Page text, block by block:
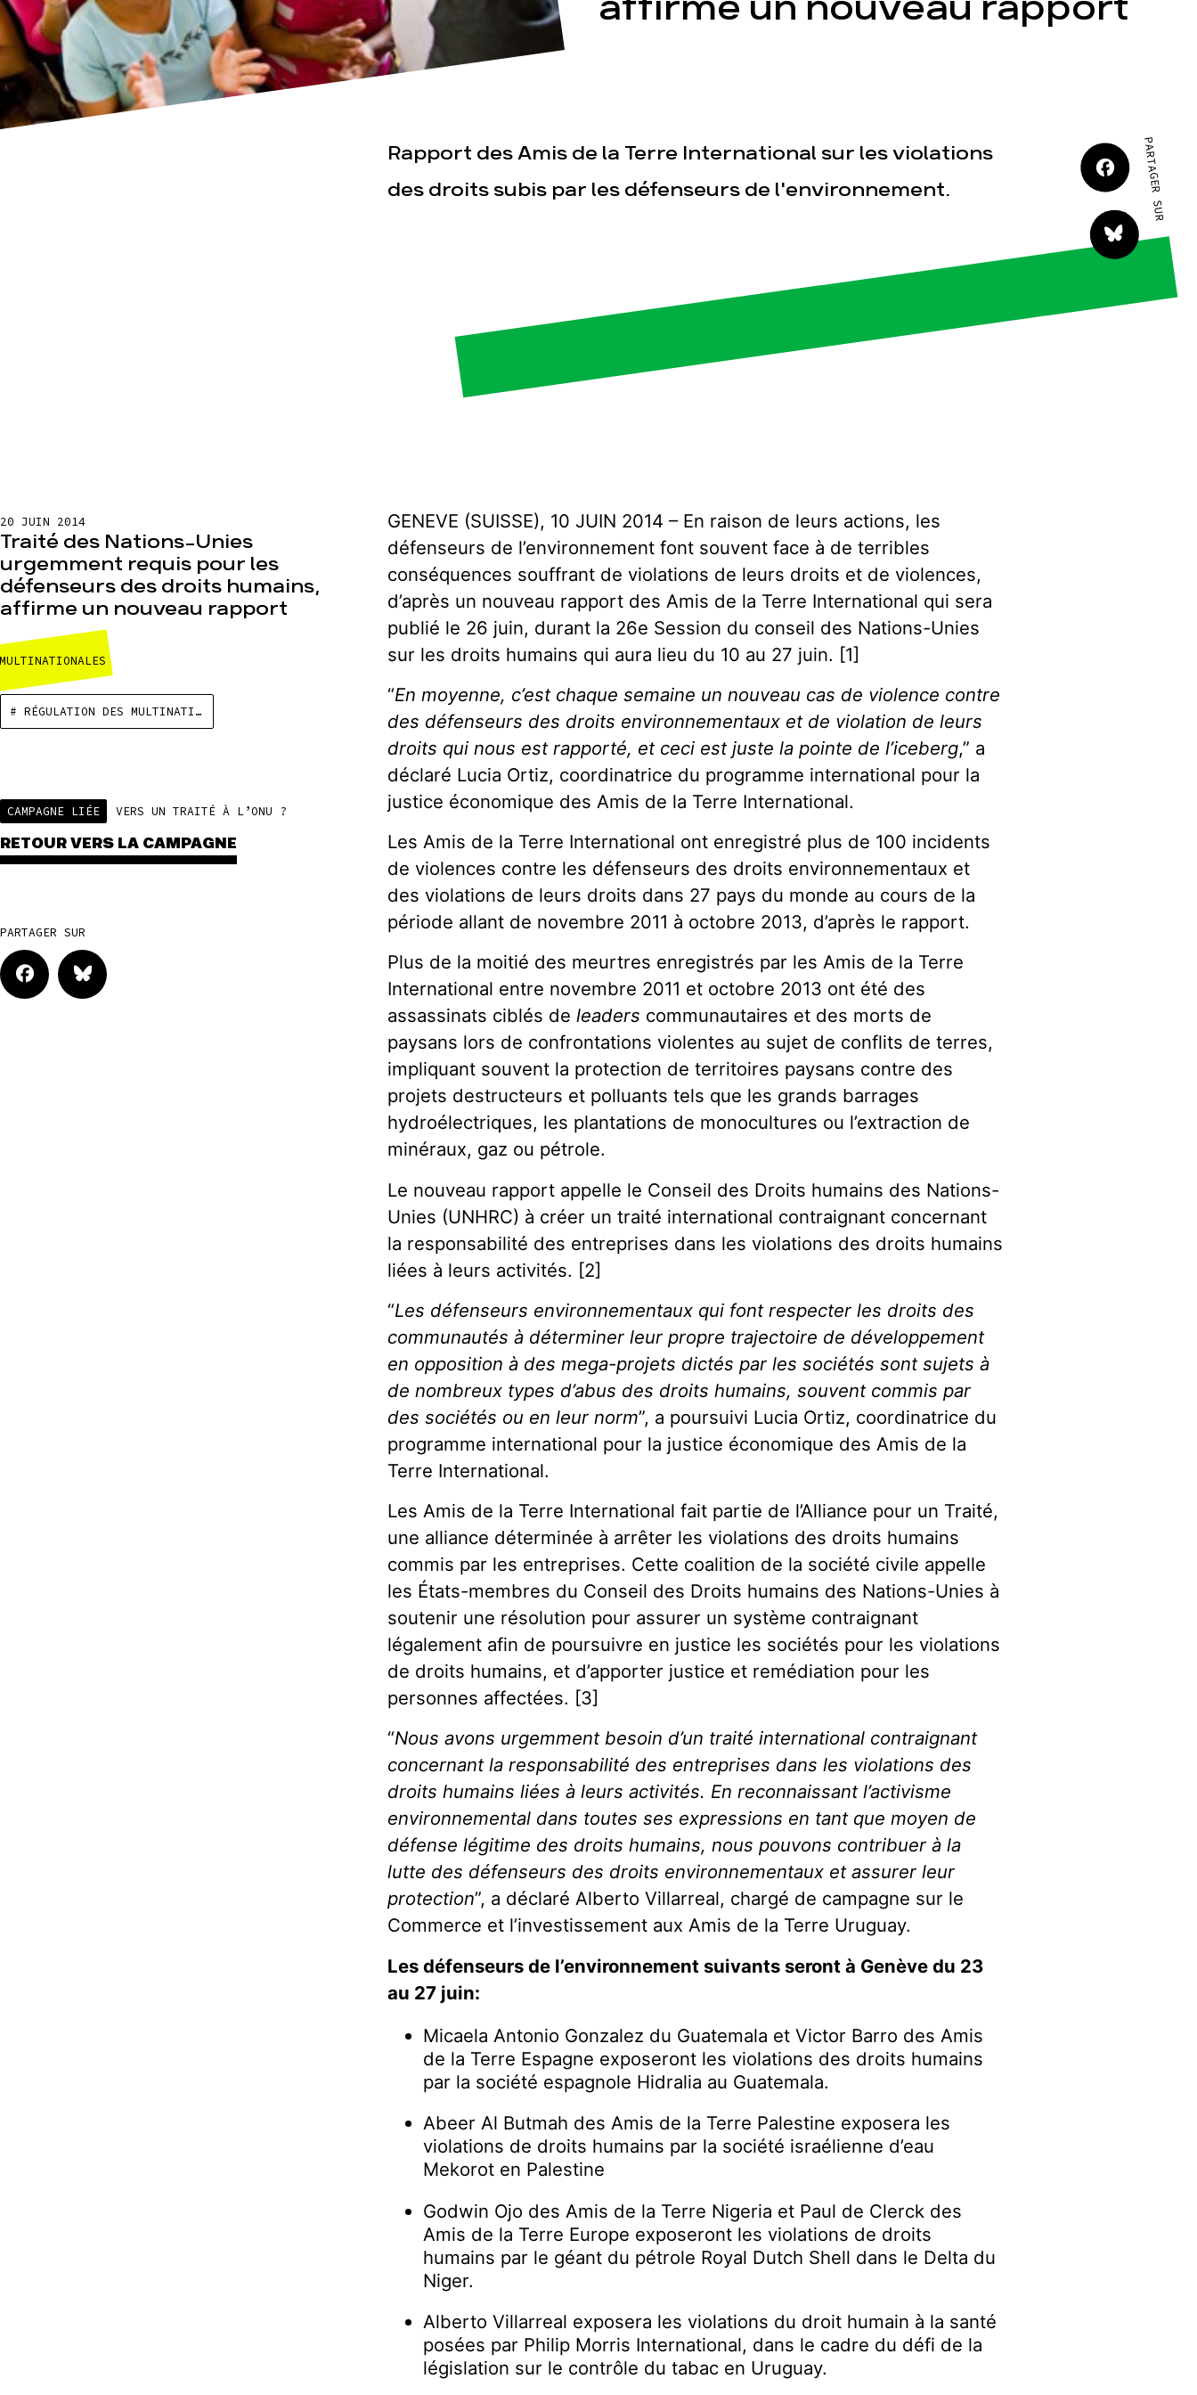
JE M'IMPLIQUE
Espace presse Publications Contact
affirme un nouveau rapport
Rapport des Amis de la Terre International sur les violations
des droits subis par les défenseurs de l'environnement.
PARTAGER SUR
20 JUIN 2014
Traité des Nations-Unies
urgemment requis pour les
défenseurs des droits humains,
affirme un nouveau rapport
# RÉGULATION DES MULTINATIONALES
CAMPAGNE LIÉE VERS UN TRAITÉ À L’ONU ?
RETOUR VERS LA CAMPAGNE
PARTAGER SUR
GENEVE (SUISSE), 10 JUIN 2014 – En raison de leurs actions, les
défenseurs de l’environnement font souvent face à de terribles
conséquences souffrant de violations de leurs droits et de violences,
d’après un nouveau rapport des Amis de la Terre International qui sera
publié le 26 juin, durant la 26e Session du conseil des Nations-Unies
sur les droits humains qui aura lieu du 10 au 27 juin. [1]
“En moyenne, c’est chaque semaine un nouveau cas de violence contre
des défenseurs des droits environnementaux et de violation de leurs
droits qui nous est rapporté, et ceci est juste la pointe de l’iceberg,” a
déclaré Lucia Ortiz, coordinatrice du programme international pour la
justice économique des Amis de la Terre International.
Les Amis de la Terre International ont enregistré plus de 100 incidents
de violences contre les défenseurs des droits environnementaux et
des violations de leurs droits dans 27 pays du monde au cours de la
période allant de novembre 2011 à octobre 2013, d’après le rapport.
Plus de la moitié des meurtres enregistrés par les Amis de la Terre
International entre novembre 2011 et octobre 2013 ont été des
assassinats ciblés deleaders communautaires et des morts de
paysans lors de confrontations violentes au sujet de conflits de terres,
impliquant souvent la protection de territoires paysans contre des
projets destructeurs et polluants tels que les grands barrages
hydroélectriques, les plantations de monocultures ou l’extraction de
minéraux, gaz ou pétrole.
Le nouveau rapport appelle le Conseil des Droits humains des Nations-
Unies (UNHRC) à créer un traité international contraignant concernant
la responsabilité des entreprises dans les violations des droits humains
liées à leurs activités. [2]
“Les défenseurs environnementaux qui font respecter les droits des
communautés à déterminer leur propre trajectoire de développement
en opposition à des mega-projets dictés par les sociétés sont sujets à
de nombreux types d’abus des droits humains, souvent commis par
des sociétés ou en leur norm”, a poursuivi Lucia Ortiz, coordinatrice du
programme international pour la justice économique des Amis de la
Terre International.
Les Amis de la Terre International fait partie de l’Alliance pour un Traité,
une alliance déterminée à arrêter les violations des droits humains
commis par les entreprises. Cette coalition de la société civile appelle
les États-membres du Conseil des Droits humains des Nations-Unies à
soutenir une résolution pour assurer un système contraignant
légalement afin de poursuivre en justice les sociétés pour les violations
de droits humains, et d’apporter justice et remédiation pour les
personnes affectées. [3]
“Nous avons urgemment besoin d’un traité international contraignant
concernant la responsabilité des entreprises dans les violations des
droits humains liées à leurs activités. En reconnaissant l’activisme
environnemental dans toutes ses expressions en tant que moyen de
défense légitime des droits humains, nous pouvons contribuer à la
lutte des défenseurs des droits environnementaux et assurer leur
protection”, a déclaré Alberto Villarreal, chargé de campagne sur le
Commerce et l’investissement aux Amis de la Terre Uruguay.
Les défenseurs de l’environnement suivants seront à Genève du 23
au 27 juin:
Micaela Antonio Gonzalez du Guatemala et Victor Barro des Amis
de la Terre Espagne exposeront les violations des droits humains
par la société espagnole Hidralia au Guatemala.
Abeer Al Butmah des Amis de la Terre Palestine exposera les
violations de droits humains par la société israélienne d’eau
Mekorot en Palestine
Godwin Ojo des Amis de la Terre Nigeria et Paul de Clerck des
Amis de la Terre Europe exposeront les violations de droits
humains par le géant du pétrole Royal Dutch Shell dans le Delta du
Niger.
Alberto Villarreal exposera les violations du droit humain à la santé
posées par Philip Morris International, dans le cadre du défi de la
législation sur le contrôle du tabac en Uruguay.